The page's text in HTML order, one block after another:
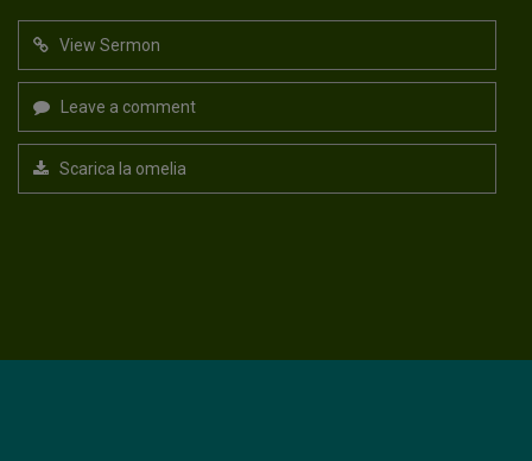
View Sermon
Leave a comment
Scarica la omelia